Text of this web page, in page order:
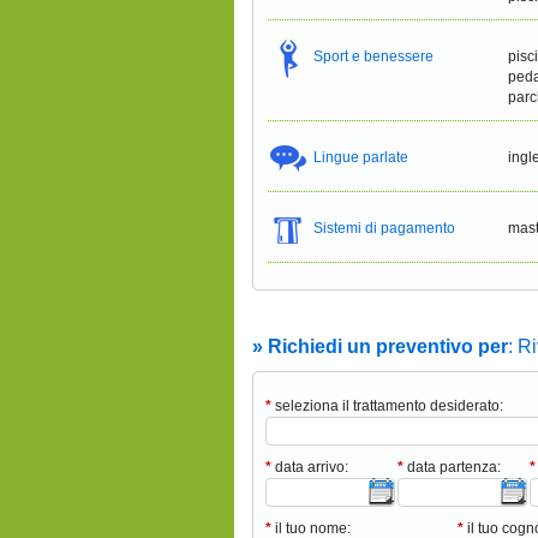
Sport e benessere
Lingue parlate
Sistemi di pagamento
» Richiedi un preventivo per:
*seleziona il trattamento desiderato:
*data arrivo: *data partenza: *
*il tuo nome: *il tuo